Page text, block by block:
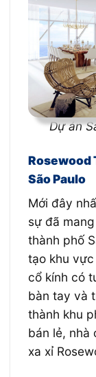
Dự án
Rosewood
São Paulo
Mới đây
sự đã
thành phố
tạo khu
cổ kính có
bàn tay và
thành khu
bán lẻ, nhà
xa xỉ